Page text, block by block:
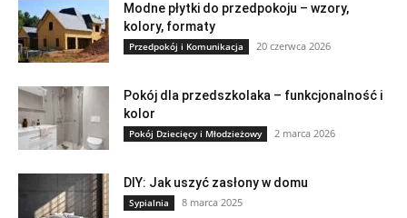
Modne płytki do przedpokoju – wzory,
kolory, formaty
Przedpokój i Komunikacja 20 czerwca 2026
Pokój dla przedszkolaka – funkcjonalność i
kolor
Pokój Dziecięcy i Młodzieżowy 2 marca 2026
DIY: Jak uszyć zasłony w domu
Sypialnia 8 marca 2025